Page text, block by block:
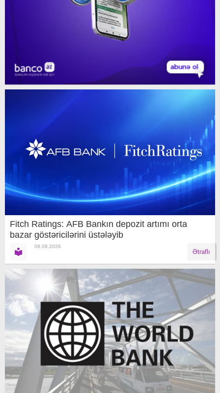
Fitch Ratings: AFB Bankın depozit artımı orta
bazar göstəricilərini üstələyib
08.08.2026
Ətraflı